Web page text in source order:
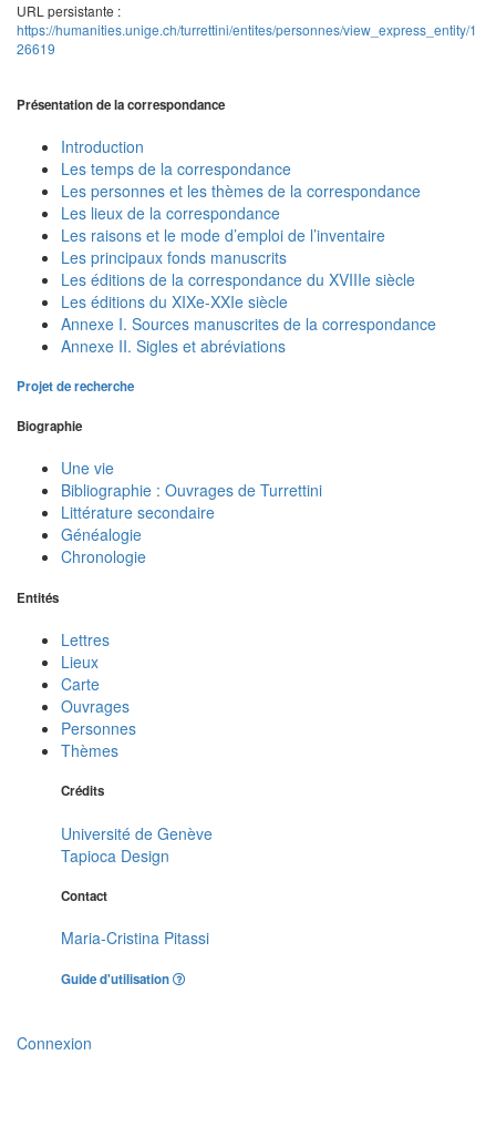
URL persistante :
https://humanities.unige.ch/turrettini/entites/personnes/view_express_entity/1
26619
Présentation de la correspondance
Introduction
Les temps de la correspondance
Les personnes et les thèmes de la correspondance
Les lieux de la correspondance
Les raisons et le mode d’emploi de l’inventaire
Les principaux fonds manuscrits
Les éditions de la correspondance du XVIIIe siècle
Les éditions du XIXe-XXIe siècle
Annexe I. Sources manuscrites de la correspondance
Annexe II. Sigles et abréviations
Projet de recherche
Biographie
Une vie
Bibliographie : Ouvrages de Turrettini
Littérature secondaire
Généalogie
Chronologie
Entités
Lettres
Lieux
Carte
Ouvrages
Personnes
Thèmes
Crédits
Université de Genève
Tapioca Design
Contact
Maria-Cristina Pitassi
Guide d'utilisation
Connexion